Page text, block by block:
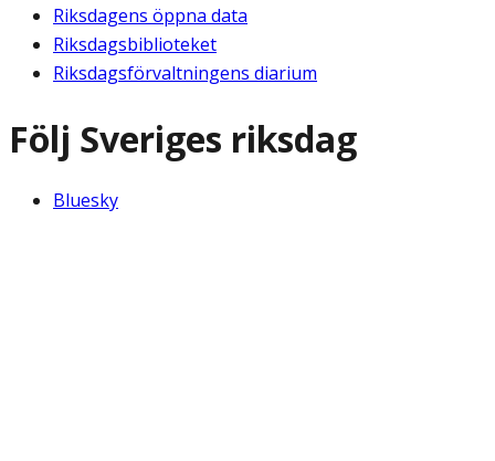
Riksdagens öppna data
Riksdagsbiblioteket
Riksdagsförvaltningens diarium
Följ Sveriges riksdag
Bluesky